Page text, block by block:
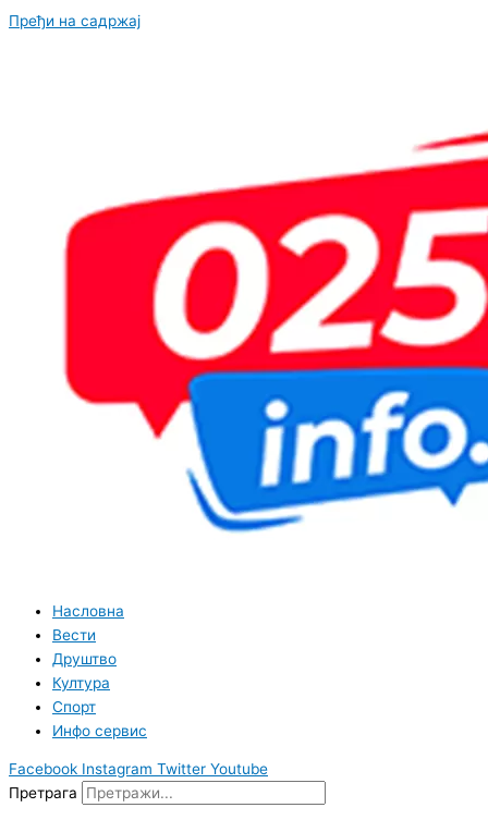
Пређи на садржај
Насловна
Вести
Друштво
Култура
Спорт
Инфо сервис
Facebook Instagram Twitter Youtube
Претрага